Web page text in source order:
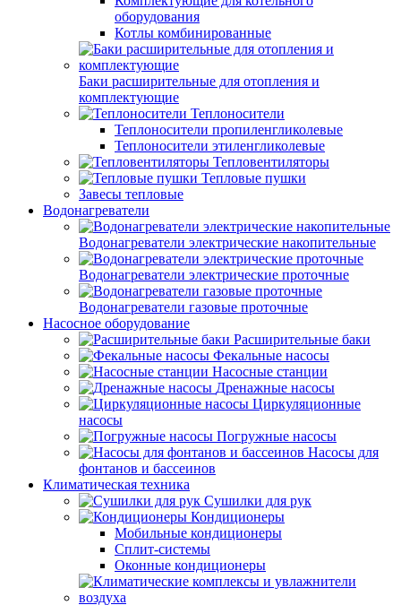
оборудования
Котлы комбинированные
Баки расширительные для отопления и
комплектующие
Теплоносители
Теплоносители пропиленгликолевые
Теплоносители этиленгликолевые
Тепловентиляторы
Тепловые пушки
Завесы тепловые
Водонагреватели
Водонагреватели электрические накопительные
Водонагреватели электрические проточные
Водонагреватели газовые проточные
Насосное оборудование
Расширительные баки
Фекальные насосы
Насосные станции
Дренажные насосы
Циркуляционные
насосы
Погружные насосы
Насосы для
фонтанов и бассеинов
Климатическая техника
Сушилки для рук
Кондиционеры
Мобильные кондиционеры
Сплит-системы
Оконные кондиционеры